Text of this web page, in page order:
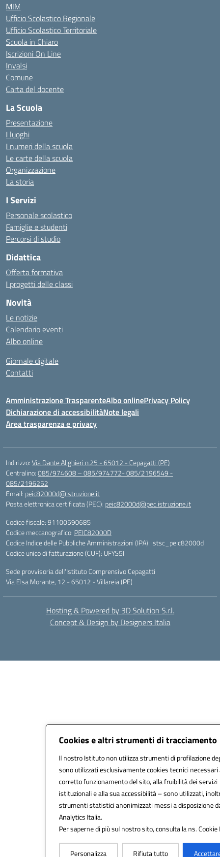
Cookies e altri strumenti di tracciamento
Il nostro Istituto non utilizza strumenti di profilazione
sono utilizzati esclusivamente cookies tecnici necessari
corretto funzionamento del sito, alla fruibilità dei servizi
istituzionali e alla sua accessibilità – sono utilizzati,
strumenti statistici anonimizzati messi a disposizione
Analytics Italia.
Per saperne di più sul nostro sito, consulta la ns. Cookie
Personalizza Rifiuta tutto
MIM
Ufficio Scolastico Regionale
Ufficio Scolastico Territoriale
Scuola in Chiaro
Iscrizioni On Line
Invalsi
Comune
Carta del docente
La Scuola
Presentazione
I luoghi
I numeri della scuola
Le carte della scuola
Organizzazione
La storia
I Servizi
Personale scolastico
Famiglie e studenti
Percorsi di studio
Didattica
Offerta formativa
I progetti delle classi
Novità
Le notizie
Calendario eventi
Albo online
Giornale digitale
Contatti
Amministrazione TrasparenteAlbo onlinePrivacy Policy
Dichiarazione di accessibilitàNote legali
Area trasparenza e privacy
Indirizzo:Via Dante Alighieri n.25 - 65012 - Cepagatti (PE)
Centralino:085/974608 – 085/974772- 085/2196549 -
085/2196252
Email: peic82000d@istruzione.it
Posta elettronica certificata (PEC): peic82000d@pec.istruzione.it
Codice fiscale: 91100590685
Codice meccanografico: PEIC82000D
Codice Indice delle Pubbliche Amministrazioni (IPA): istsc_peic82000d
Codice unico di fatturazione (CUF): UFYS5I
Sede provvisoria dell'Istituto Comprensivo Cepagatti
Via Elsa Morante, 12 - 65012 - Villareia (PE)
Hosting & Powered by 3D Solution S.r.l.
Concept & Design by Designers Italia